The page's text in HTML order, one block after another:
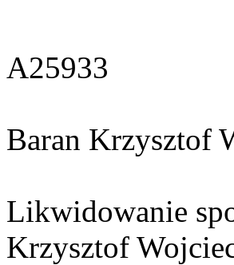
A25933
Baran Krzysztof
Likwidowanie
Krzysztof